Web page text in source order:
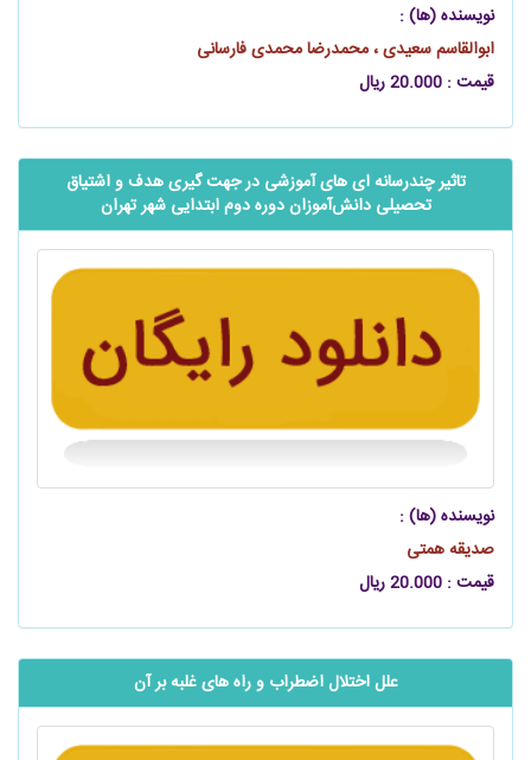
نویسنده (ها) :
ابوالقاسم سعیدی ، محمدرضا محمدی فارسانی
قیمت : 20.000 ریال
تاثیر ‌‌چندرسانه ای ‌های آموزشی در جهت‌ گیری هدف و اشتیاق
تحصیلی ‌دانش‌آموزان دوره دوم ابتدایی شهر تهران
نویسنده (ها) :
صدیقه همتی
قیمت : 20.000 ریال
علل اختلال اضطراب و راه ‌های غلبه بر آن